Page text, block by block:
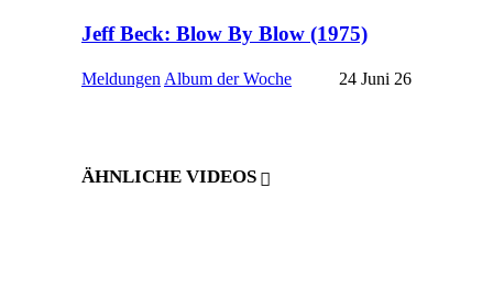
Jeff Beck: Blow By Blow (1975)
Meldungen Album der Woche 24 Juni 26
ÄHNLICHE VIDEOS